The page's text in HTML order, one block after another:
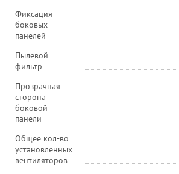
Фиксация
боковых
панелей
Пылевой
фильтр
Прозрачная
сторона
боковой
панели
Общее кол-во
установленных
вентиляторов